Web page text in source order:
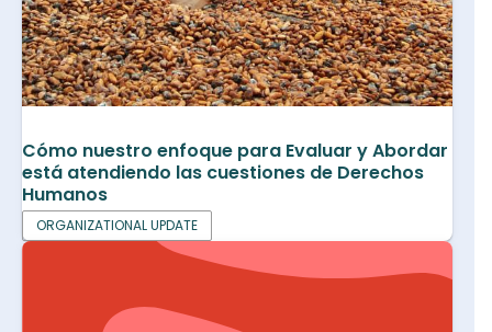
Cómo nuestro enfoque para Evaluar y Abordar
está atendiendo las cuestiones de Derechos
Humanos
ORGANIZATIONAL UPDATE